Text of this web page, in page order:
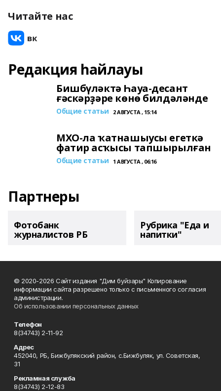
Читайте нас
Редакция һайлауы
Бишбүләктә Һауа-десант
ғәскәрҙәре көнө билдәләнде
Общие статьи 2 АВГУСТА , 15:14
МХО-ла ҡатнашыусы егеткә
фатир асҡысы тапшырылған
Общие статьи 1 АВГУСТА , 06:16
Партнеры
Фотобанк
журналистов РБ
Рубрика "Еда и
напитки"
© 2020-2026 Сайт издания "Дим буйзары" Копирование
информации сайта разрешено только с письменного согласия
администрации.
Об использовании персональных данных
Телефон
8(34743) 2-11-92
Адрес
452040, РБ, Бижбулякский район, с.Бижбуляк, ул. Советская,
31
Рекламная служба
8(34743) 2-12-83